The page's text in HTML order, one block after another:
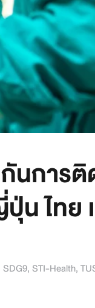
การติด
น ไทย
SDG9, STI-Health,